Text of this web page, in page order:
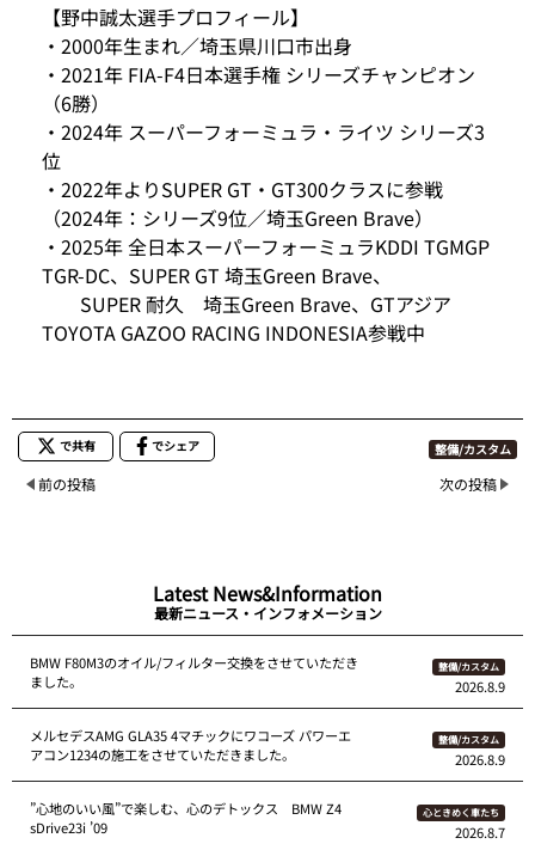
【野中誠太選手プロフィール】
・2000年生まれ／埼玉県川口市出身
・2021年 FIA-F4日本選手権 シリーズチャンピオン
（6勝）
・2024年 スーパーフォーミュラ・ライツ シリーズ3
位
・2022年よりSUPER GT・GT300クラスに参戦
（2024年：シリーズ9位／埼玉Green Brave）
・2025年 全日本スーパーフォーミュラKDDI TGMGP
TGR-DC、SUPER GT 埼玉Green Brave、
SUPER 耐久 埼玉Green Brave、GTアジア
TOYOTA GAZOO RACING INDONESIA参戦中
で共有 でシェア 整備/カスタム
前の投稿 次の投稿
Latest News&Information
最新ニュース・インフォメーション
BMW F80M3のオイル/フィルター交換をさせていただき
ました。
整備/カスタム
2026.8.9
メルセデスAMG GLA35 4マチックにワコーズ パワーエ
アコン1234の施工をさせていただきました。
整備/カスタム
2026.8.9
”心地のいい風”で楽しむ、心のデトックス BMW Z4
sDrive23i ’09
心ときめく車たち
2026.8.7